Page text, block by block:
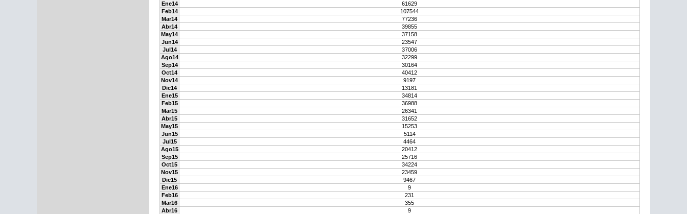
Ene14
61629
Feb14
107544
Mar14
77236
Abr14
39855
May14
37158
Jun14
23547
Jul14
37006
Ago14
32299
Sep14
30164
Oct14
40412
Nov14
9197
Dic14
13181
Ene15
34814
Feb15
36988
Mar15
26341
Abr15
31652
May15
15253
Jun15
5114
Jul15
4464
Ago15
20412
Sep15
25716
Oct15
34224
Nov15
23459
Dic15
9467
Ene16
9
Feb16
231
Mar16
355
Abr16
9